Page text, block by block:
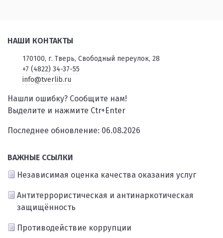
НАШИ КОНТАКТЫ
170100, г. Тверь, Свободный переулок, 28
+7 (4822) 34-37-55
info@tverlib.ru
Нашли ошибку? Сообщите нам!
Выделите и нажмите Ctr+Enter
Последнее обновление: 06.08.2026
ВАЖНЫЕ ССЫЛКИ
Независимая оценка качества оказания услуг
Антитеррористическая и антинаркотическая
защищённость
Противодействие коррупции